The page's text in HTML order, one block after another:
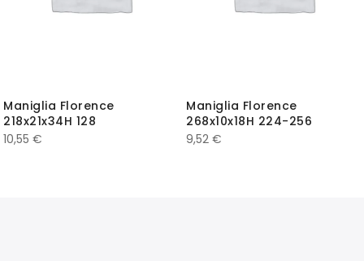
Maniglia Florence
218x21x34H 128
10,55 €
Maniglia Florence
268x10x18H 224-256
9,52 €